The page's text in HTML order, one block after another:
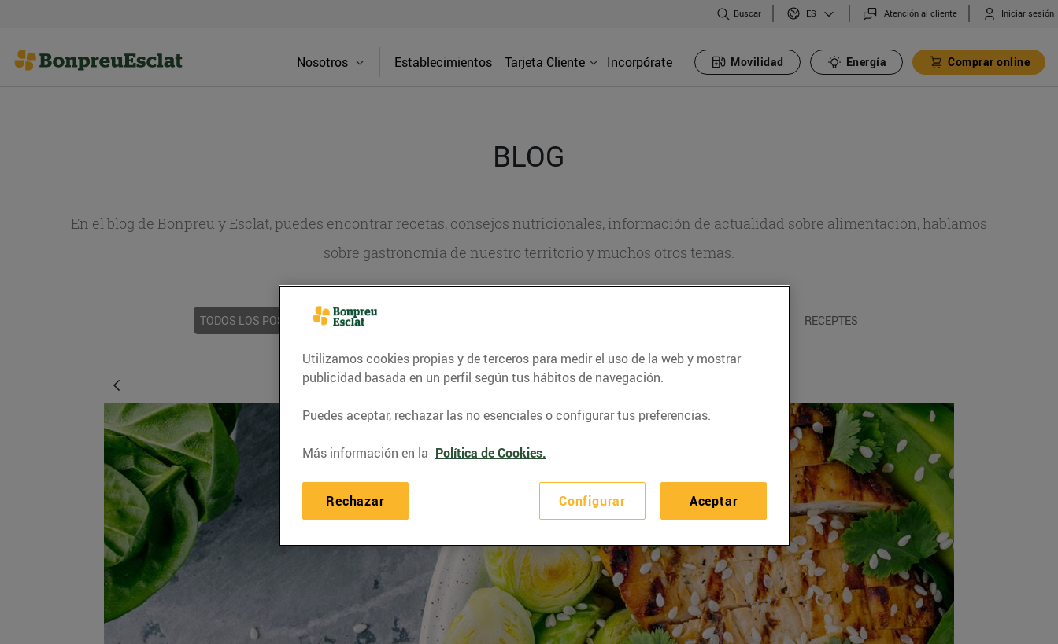
Buscar ES Atención al cliente Iniciar sesión
Nosotros Establecimientos Tarjeta Cliente Incorpórate Movilidad Energía Comprar online
BLOG
En el blog de Bonpreu y Esclat, puedes encontrar recetas, consejos nutricionales, información de actualidad sobre alimentación, hablamos
sobre gastronomía de nuestro territorio y muchos otros temas.
TODOS LOS POSTS ACTUALITAT RECEPTES
Utilizamos cookies propias y de terceros para medir el uso de la web y mostrar
publicidad basada en un perfil según tus hábitos de navegación.
Puedes aceptar, rechazar las no esenciales o configurar tus preferencias.
Más información en la Política de Cookies.
Configurar
Rechazar Aceptar